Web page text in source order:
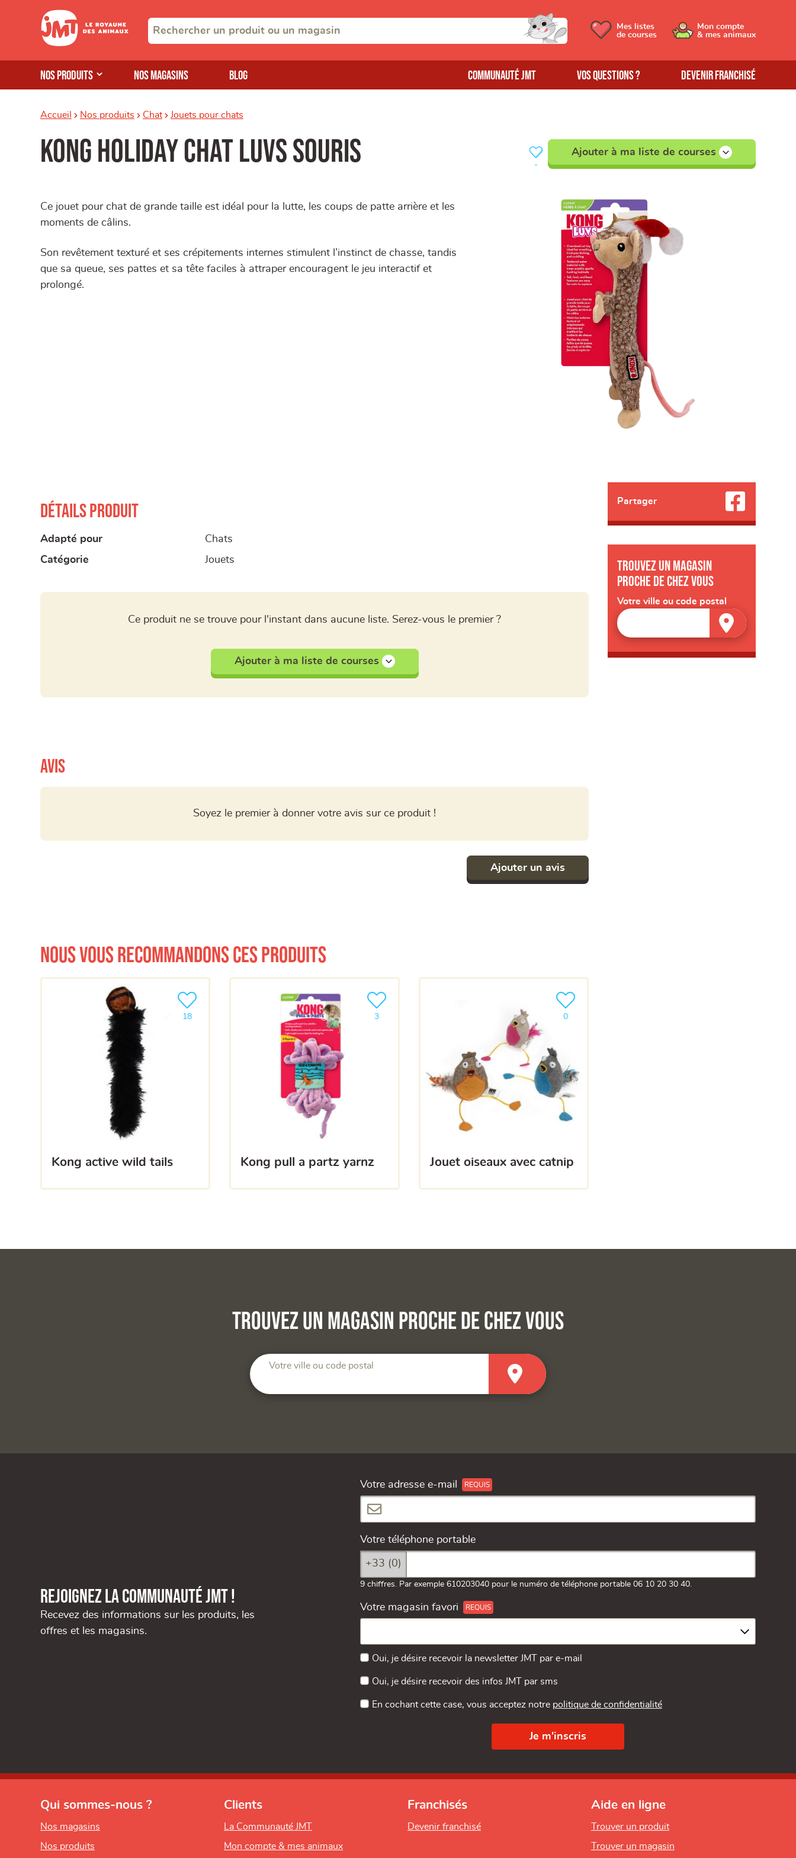
Nos produits Nos magasins Blog Communauté JMT Vos questions ? Devenir franchisé
Mes listes
de courses
Mon compte
& mes animaux
Accueil Nos produits Chat Jouets pour chats
KONG HOLIDAY CHAT LUVS SOURIS -
Ajouter à ma liste de courses
Ce jouet pour chat de grande taille est idéal pour la lutte, les coups de patte arrière et les
moments de câlins.
Son revêtement texturé et ses crépitements internes stimulent l’instinct de chasse, tandis
que sa queue, ses pattes et sa tête faciles à attraper encouragent le jeu interactif et
prolongé.
Détails produit
Adapté pour
Chats
Catégorie
Jouets
Ce produit ne se trouve pour l'instant dans aucune liste. Serez-vous le premier ?
Ajouter à ma liste de courses
Avis
Soyez le premier à donner votre avis sur ce produit !
Ajouter un avis
Nous vous recommandons ces produits
kong active wild tails
18
Ajouter le produit à ma liste
kong pull a partz yarnz
3
Ajouter le produit à ma liste
jouet oiseaux avec catnip
0
Ajouter le produit à ma liste
Partager
Trouvez un magasin
proche de chez vous
Votre ville ou code postal
Trouvez un magasin proche de chez vous
Votre ville ou code postal
Rejoignez la communauté JMT !
Recevez des informations sur les produits, les
offres et les magasins.
Votre adresse e-mail
Votre téléphone portable
+33 (0)
9 chiffres. Par exemple 610203040 pour le numéro de téléphone portable 06 10 20 30 40.
Votre magasin favori
Oui, je désire recevoir la newsletter JMT par e-mail
Oui, je désire recevoir des infos JMT par sms
En cochant cette case, vous acceptez notre politique de confidentialité
Qui sommes-nous ?
Nos magasins
Nos produits
Clients
La Communauté JMT
Mon compte & mes animaux
Franchisés
Devenir franchisé
Aide en ligne
Trouver un produit
Trouver un magasin